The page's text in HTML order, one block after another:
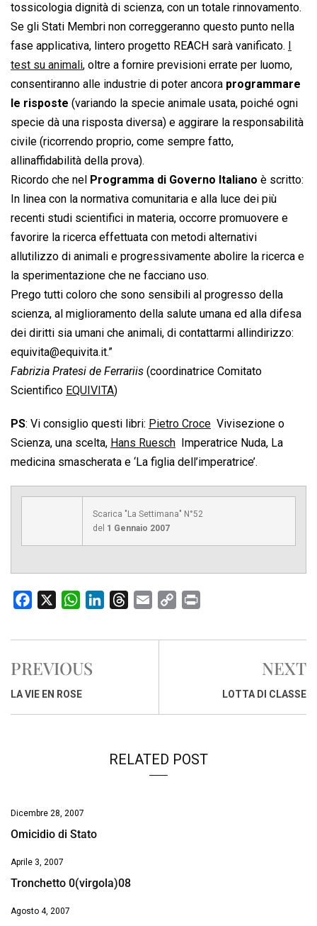
tossicologia dignità di scienza, con un totale rinnovamento.
Se gli Stati Membri non correggeranno questo punto nella
fase applicativa, lintero progetto REACH sarà vanificato.
test su animali, oltre a fornire previsioni errate per luomo,
consentiranno alle industrie di poter ancora programmare
le risposte (variando la specie animale usata, poiché ogni
specie dà una risposta diversa) e aggirare la responsabilità
civile (ricorrendo proprio, come sempre fatto,
allinaffidabilità della prova).
Ricordo che nel Programma di Governo Italiano è scritto:
In linea con la normativa comunitaria e alla luce dei più
recenti studi scientifici in materia, occorre promuovere e
favorire la ricerca effettuata con metodi alternativi
allutilizzo di animali e progressivamente abolire la ricerca e
la sperimentazione che ne facciano uso.
Prego tutti coloro che sono sensibili al progresso della
scienza, al miglioramento della salute umana ed alla difesa
dei diritti sia umani che animali, di contattarmi allindirizzo:
equivita@equivita.it.”
Fabrizia Pratesi de Ferrariis (coordinatrice Comitato
Scientifico EQUIVITA)
PS: Vi consiglio questi libri: Pietro Croce  Vivisezione o
Scienza, una scelta, Hans Ruesch  Imperatrice Nuda, La
medicina smascherata e ‘La figlia dell’imperatrice’.
Scarica "La Settimana" N°52
del 1 Gennaio 2007
c
b
o
W
a
s
A
n
r
a
p
i
PREVIOUS
LA VIE EN ROSE
NEXT
LOTTA DI CLASSE
RELATED POST
Dicembre 28, 2007
Omicidio di Stato
Aprile 3, 2007
Tronchetto 0(virgola)08
Agosto 4, 2007